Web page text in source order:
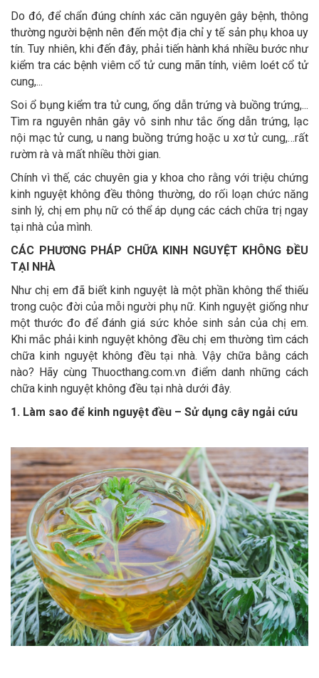
Do đó, để chẩn đúng chính xác căn nguyên gây bệnh, thông
thường người bệnh nên đến một địa chỉ y tế sản phụ khoa uy
tín. Tuy nhiên, khi đến đây, phải tiến hành khá nhiều bước như
kiểm tra các bệnh viêm cổ tử cung mãn tính, viêm loét cổ tử
cung,...
Soi ổ bụng kiểm tra tử cung, ống dẫn trứng và buồng trứng,...
Tìm ra nguyên nhân gây vô sinh như tắc ống dẫn trứng, lạc
nội mạc tử cung, u nang buồng trứng hoặc u xơ tử cung,…rất
rườm rà và mất nhiều thời gian.
Chính vì thế, các chuyên gia y khoa cho rằng với triệu chứng
kinh nguyệt không đều thông thường, do rối loạn chức năng
sinh lý, chị em phụ nữ có thể áp dụng các cách chữa trị ngay
tại nhà của mình.
CÁC PHƯƠNG PHÁP CHỮA KINH NGUYỆT KHÔNG ĐỀU
TẠI NHÀ
Như chị em đã biết kinh nguyệt là một phần không thể thiếu
trong cuộc đời của mỗi người phụ nữ. Kinh nguyệt giống như
một thước đo để đánh giá sức khỏe sinh sản của chị em.
Khi mắc phải kinh nguyệt không đều chị em thường tìm cách
chữa kinh nguyệt không đều tại nhà. Vậy chữa bằng cách
nào? Hãy cùng Thuocthang.com.vn điểm danh những cách
chữa kinh nguyệt không đều tại nhà dưới đây.
1. Làm sao để kinh nguyệt đều – Sử dụng cây ngải cứu